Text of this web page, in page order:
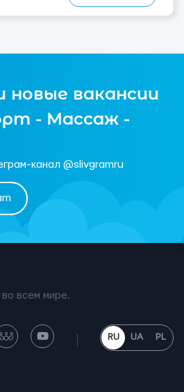
новые вакансии
- Массаж -
канал @slivgramru
всем мире.
RU UA PL